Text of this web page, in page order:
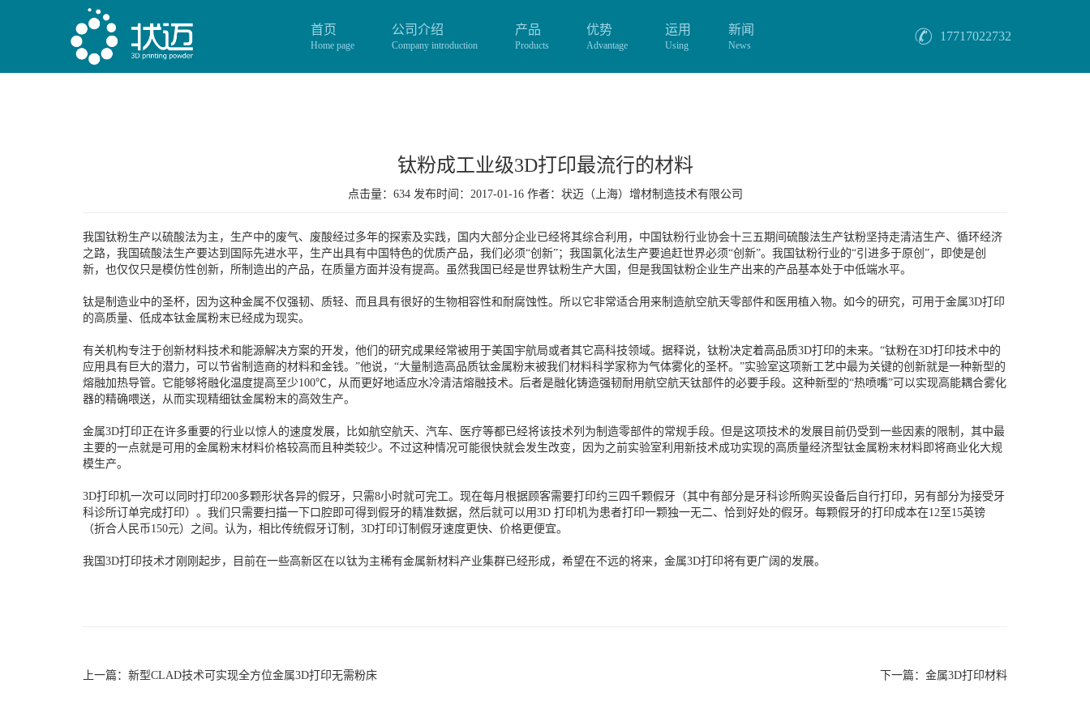
首页
Home page
公司介绍
Company introduction
产品
Products
优势
Advantage
运用
Using
新闻
News
17717022732
钛粉成工业级3D打印最流行的材料
点击量：634 发布时间：2017-01-16 作者： 状迈（上海）增材制造技术有限公司
我国钛粉生产以硫酸法为主，生产中的废气、废酸经过多年的探索及实践，国内大部分企业已经将其综合利用，中国钛粉行业协会十三五期间硫酸法生产钛粉坚持走清洁生产、循环经济
之路，我国硫酸法生产要达到国际先进水平，生产出具有中国特色的优质产品，我们必须“创新”；我国氯化法生产要追赶世界必须“创新”。我国钛粉行业的“引进多于原创”，即使是创
新，也仅仅只是模仿性创新，所制造出的产品，在质量方面并没有提高。虽然我国已经是世界钛粉生产大国，但是我国钛粉企业生产出来的产品基本处于中低端水平。
钛是制造业中的圣杯，因为这种金属不仅强韧、质轻、而且具有很好的生物相容性和耐腐蚀性。所以它非常适合用来制造航空航天零部件和医用植入物。如今的研究，可用于金属3D打印
的高质量、低成本钛金属粉末已经成为现实。
有关机构专注于创新材料技术和能源解决方案的开发，他们的研究成果经常被用于美国宇航局或者其它高科技领域。据释说，钛粉决定着高品质3D打印的未来。“钛粉在3D打印技术中的
应用具有巨大的潜力，可以节省制造商的材料和金钱。”他说，“大量制造高品质钛金属粉末被我们材料科学家称为气体雾化的圣杯。”实验室这项新工艺中最为关键的创新就是一种新型的
熔融加热导管。它能够将融化温度提高至少100℃，从而更好地适应水冷清洁熔融技术。后者是融化铸造强韧耐用航空航天钛部件的必要手段。这种新型的“热喷嘴”可以实现高能耦合雾化
器的精确喂送，从而实现精细钛金属粉末的高效生产。
金属3D打印正在许多重要的行业以惊人的速度发展，比如航空航天、汽车、医疗等都已经将该技术列为制造零部件的常规手段。但是这项技术的发展目前仍受到一些因素的限制，其中最
主要的一点就是可用的金属粉末材料价格较高而且种类较少。不过这种情况可能很快就会发生改变，因为之前实验室利用新技术成功实现的高质量经济型钛金属粉末材料即将商业化大规
模生产。
3D打印机一次可以同时打印200多颗形状各异的假牙，只需8小时就可完工。现在每月根据顾客需要打印约三四千颗假牙（其中有部分是牙科诊所购买设备后自行打印，另有部分为接受牙
科诊所订单完成打印）。我们只需要扫描一下口腔即可得到假牙的精准数据，然后就可以用3D 打印机为患者打印一颗独一无二、恰到好处的假牙。每颗假牙的打印成本在12至15英镑
（折合人民币150元）之间。认为，相比传统假牙订制，3D打印订制假牙速度更快、价格更便宜。
我国3D打印技术才刚刚起步，目前在一些高新区在以钛为主稀有金属新材料产业集群已经形成，希望在不远的将来，金属3D打印将有更广阔的发展。
上一篇： 新型CLAD技术可实现全方位金属3D打印无需粉床 下一篇： 金属3D打印材料